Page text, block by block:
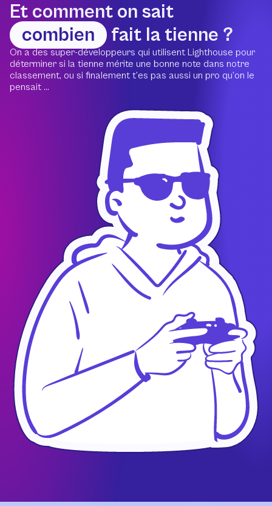
Et comment on sait
combien
fait la tienne ?
On a des super-développeurs qui utilisent Lighthouse pour
déterminer si la tienne mérite une bonne note dans notre
classement, ou si finalement t’es pas aussi un pro qu’on le
pensait ...